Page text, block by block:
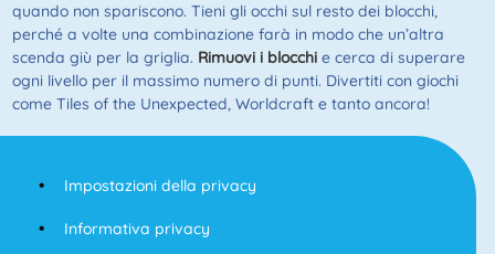
quando non spariscono. Tieni gli occhi sul resto dei blocchi,
perché a volte una combinazione farà in modo che un’altra
scenda giù per la griglia. Rimuovi i blocchie cerca di superare
ogni livello per il massimo numero di punti. Divertiti con giochi
come Tiles of the Unexpected, Worldcraft e tanto ancora!
Impostazioni della privacy
Informativa privacy